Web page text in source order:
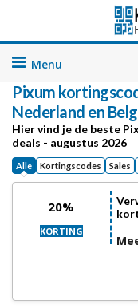
Skip
content
Pixum
Nederland en
Hier vind je de beste
deals - augustus 2026
Alle Kortingscodes Sales
20%
KORTING